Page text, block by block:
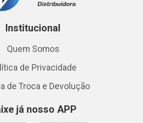
Institucional
Quem Somos
de Privacidade
de Troca e Devolução
já nosso APP